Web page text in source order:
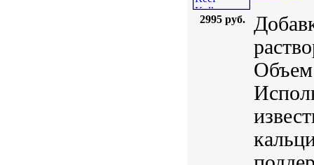
2995 руб.